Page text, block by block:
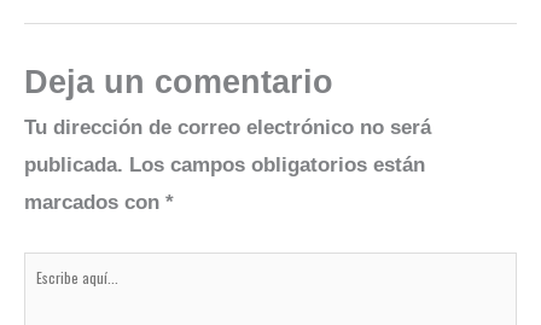
Deja un comentario
Tu dirección de correo electrónico no será
publicada. Los campos obligatorios están
marcados con *
Escribe